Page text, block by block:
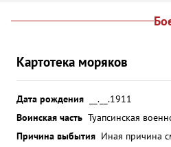
Картотека моряков
Дата рождения
__.__.1911
Воинская часть Туапсинская
Причина выбытия Иная причина